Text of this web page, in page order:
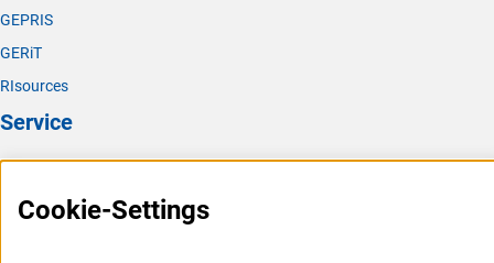
GEPRIS
GERiT
RIsources
Service
Press Contact
FAQCookie-Settings